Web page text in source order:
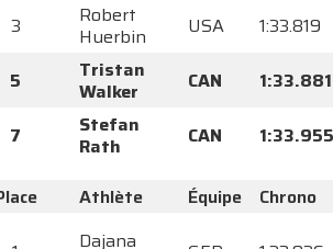
3
Robert
Huerbin
USA
1:33.819
5
Tristan
Walker
CAN
1:33.881
7
Stefan
Rath
CAN 1:33.955
Athlète Équipe
Chrono
Dajana